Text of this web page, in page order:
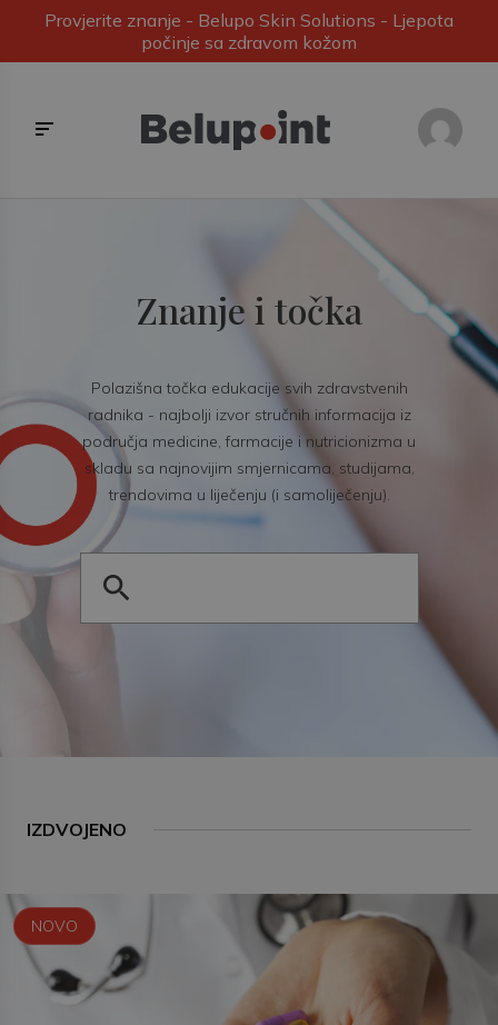
Provjerite znanje - Belupo Skin Solutions - Ljepota
počinje sa zdravom kožom
Znanje i točka
Polazišna točka edukacije svih zdravstvenih
radnika - najbolji izvor stručnih informacija iz
područja medicine, farmacije i nutricionizma u
skladu sa najnovijim smjernicama, studijama,
trendovima u liječenju (i samoliječenju).
IZDVOJENO
NOVO